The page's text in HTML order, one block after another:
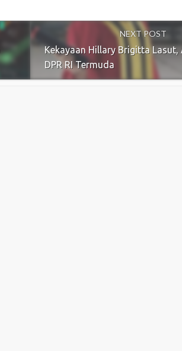
NEXT POST
Kekayaan Hillary Brigitta Lasut,
DPR RI Termuda